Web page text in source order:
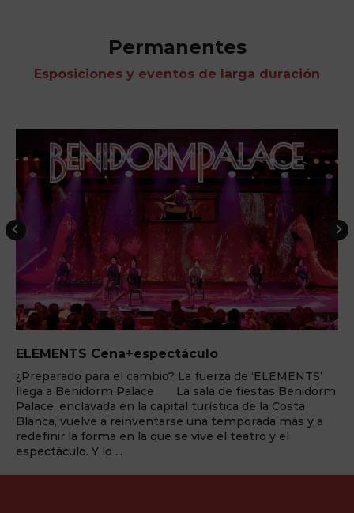
Permanentes
Esposiciones y eventos de larga duración
ELEMENTS Cena+espectáculo
¿Preparado para el cambio? La fuerza de ‘ELEMENTS’
llega a Benidorm Palace La sala de fiestas Benidorm
Palace, enclavada en la capital turística de la Costa
Blanca, vuelve a reinventarse una temporada más y a
redefinir la forma en la que se vive el teatro y el
espectáculo. Y lo ...